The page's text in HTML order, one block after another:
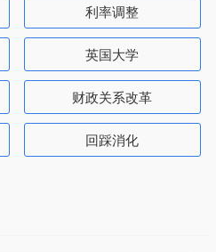
利率调整
英国大学
财政关系改革
回踩消化